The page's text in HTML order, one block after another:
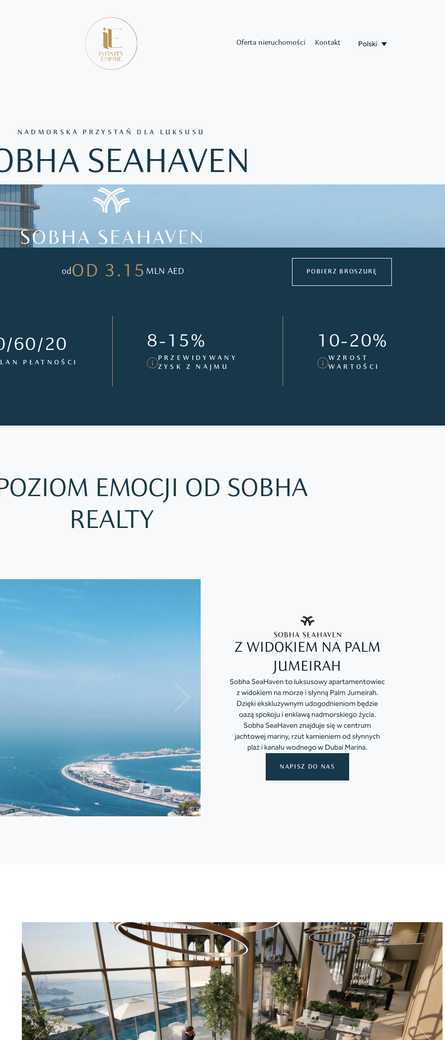
Oferta nieruchomości Kontakt Polski
NADMORSKA PRZYSTAŃ DLA LUKSUSU
SEAHAVEN
odOD 3.15 MLN AED POBIERZ BROSZURĘ
60/20
PŁATNOŚCI
8-15%
PRZEWIDYWANY
ZYSK Z NAJMU
10-20%
WZROST
WARTOŚCI
EMOCJI OD SOBHA
REALTY
Z WIDOKIEM NA PALM
JUMEIRAH
Sobha SeaHaven to luksusowy apartamentowiec
z widokiem na morze i słynną Palm Jumeirah.
Dzięki ekskluzywnym udogodnieniom będzie
oazą spokoju i enklawą nadmorskiego życia.
Sobha SeaHaven znajduje się w centrum
jachtowej mariny, rzut kamieniem od słynnych
plaż i kanału wodnego w Dubai Marina.
NAPISZ DO NAS